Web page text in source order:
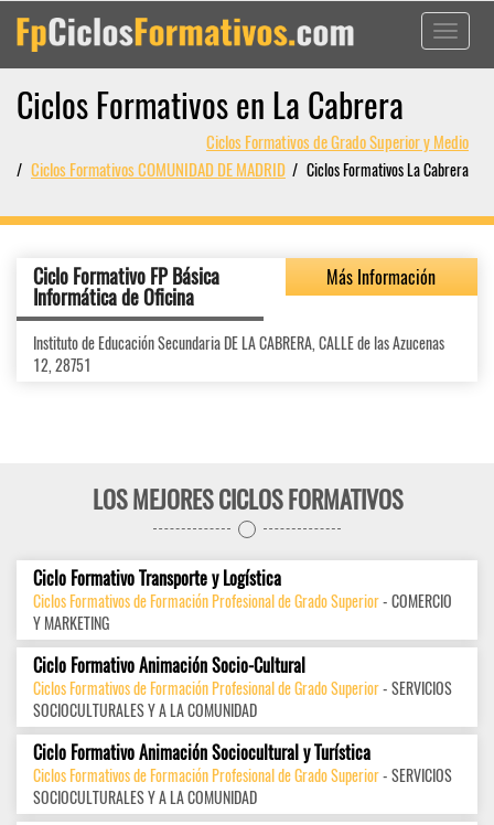
Toggle
Ciclos Formativos en La Cabrera
Ciclos Formativos de Grado Superior y Medio
Ciclos Formativos COMUNIDAD DE MADRID
Ciclos Formativos La Cabrera
Ciclo Formativo FP Básica
Informática de Oficina
Más Información
Instituto de Educación Secundaria DE LA CABRERA, CALLE de las Azucenas
12, 28751
LOS MEJORES CICLOS FORMATIVOS
Ciclo Formativo Transporte y Logística
Ciclos Formativos de Formación Profesional de Grado Superior- COMERCIO
Y MARKETING
Ciclo Formativo Animación Socio-Cultural
Ciclos Formativos de Formación Profesional de Grado Superior- SERVICIOS
SOCIOCULTURALES Y A LA COMUNIDAD
Ciclo Formativo Animación Sociocultural y Turística
Ciclos Formativos de Formación Profesional de Grado Superior- SERVICIOS
SOCIOCULTURALES Y A LA COMUNIDAD